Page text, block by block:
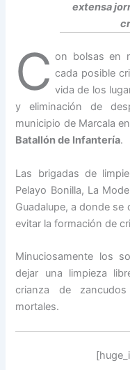
extensa
C on bolsas en
cada posible
vida de los
y eliminación de
municipio de Marcala
Batallón de Infantería.
Las brigadas de
Pelayo Bonilla, La
Guadalupe, a donde se
evitar la formación de
Minuciosamente los
dejar una limpieza
crianza de
mortales.